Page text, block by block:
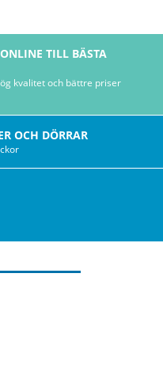
TILL BÄSTA
kvalitet och bättre priser
OCH DÖRRAR